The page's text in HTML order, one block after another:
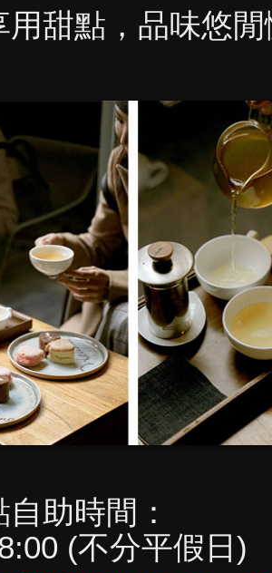
用甜點，品味悠
自助時間：
(不分平假日)